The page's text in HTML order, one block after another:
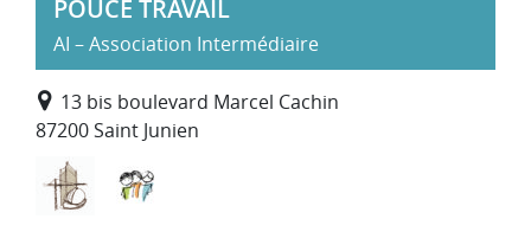
POUCE TRAVAIL
AI – Association Intermédiaire
13 bis boulevard Marcel Cachin
87200 Saint Junien
Bâtiment Travaux Publics